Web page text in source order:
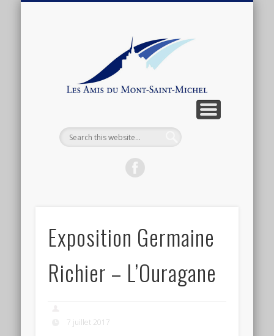
Mont-
Exposition Germaine
Richier – L’Ouragane
7 juillet 2017